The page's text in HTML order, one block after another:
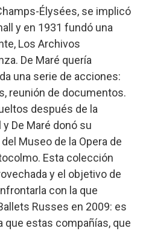
Élysées, se implicó
y en 1931 fundó una
Los Archivos
De Maré quería
una serie de acciones:
reunión de documentos.
después de la
De Maré donó su
Museo de la Opera de
Esta colección
y el objetivo de
con la que
Russes en 2009: es
que estas compañías, que